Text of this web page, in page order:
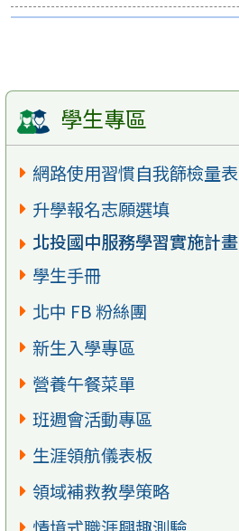
學生專區
網路使用習慣自我篩檢量表
升學報名志願選填
北投國中服務學習實施計畫
學生手冊
北中 FB 粉絲團
新生入學專區
營養午餐菜單
班週會活動專區
生涯領航儀表板
領域補救教學策略